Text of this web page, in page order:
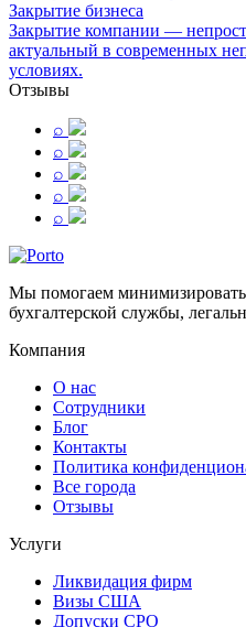
Закрытие бизнеса
Закрытие компании —
актуальный в современных
условиях.
Отзывы
⌕
⌕
⌕
⌕
⌕
Мы помогаем
бухгалтерской службы,
Компания
О нас
Сотрудники
Блог
Контакты
Политика
Все города
Отзывы
Услуги
Ликвидация фирм
Визы США
Допуски СРО